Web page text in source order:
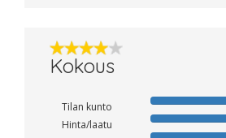
Kokous
Tilan kunto
Hinta/laatu